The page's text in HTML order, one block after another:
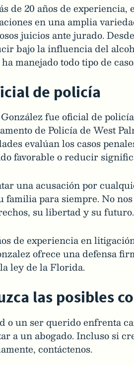
de 20 años de
en una amplia
juicios ante jurado.
bajo la influencia del
manejado todo tipo de
de policía
fue oficial de
de Policía de West
evalúan los casos
favorable o reducir
una acusación por
familia para siempre. No
su libertad y su futuro.
de experiencia en
ofrece una defensa
ley de la Florida.
las posibles
o un ser querido enfrenta
a un abogado. Incluso si
contáctenos.